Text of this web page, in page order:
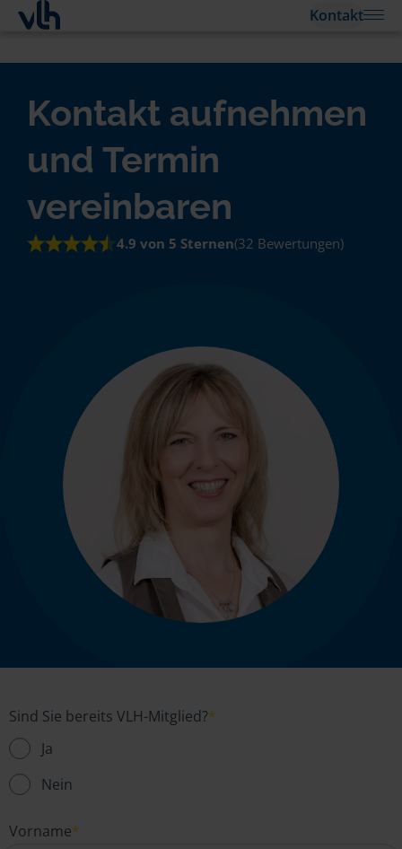
Kontakt
Kontakt aufnehmen
und Termin
vereinbaren
4.9 von 5 Sternen(32 Bewertungen)
Sind Sie bereits VLH-Mitglied?*
Ja
Nein
Vorname*